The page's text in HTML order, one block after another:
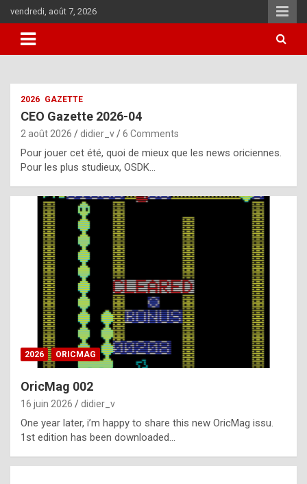
to
content
vendredi, août 7, 2026
i
u
l
y
d
i
ff
i
l
t
t
2026 GAZETTE
CEO Gazette 2026-04
2 août 2026 didier_v 6 Comments
Pour jouer cet été, quoi de mieux que les news oriciennes.
Pour les plus studieux, OSDK…
2026 ORICMAG
OricMag 002
16 juin 2026 didier_v
One year later, i’m happy to share this new OricMag issu.
1st edition has been downloaded…